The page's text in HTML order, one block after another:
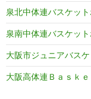
泉北中体連バスケッ
泉南中体連バスケッ
大阪市ジュニアバス
大阪高体連Ｂａｓｋｅ